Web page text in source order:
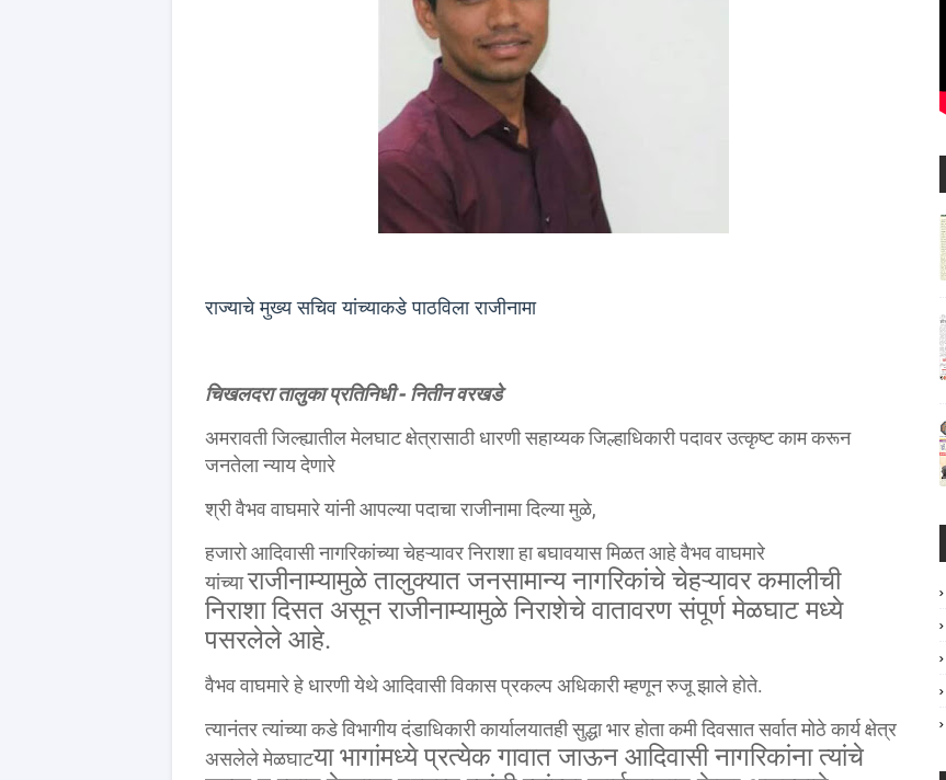
राज्याचे मुख्य सचिव यांच्याकडे पाठविला राजीनामा
चिखलदरा तालुका प्रतिनिधी - नितीन वरखडे
अमरावती जिल्ह्यातील मेलघाट क्षेत्रासाठी धारणी सहाय्यक जिल्हाधिकारी पदावर उत्कृष्ट काम करून
जनतेला न्याय देणारे
श्री वैभव वाघमारे यांनी आपल्या पदाचा राजीनामा दिल्या मुळे,
हजारो आदिवासी नागरिकांच्या चेहऱ्यावर निराशा हा बघावयास मिळत आहे वैभव वाघमारे
यांच्याराजीनाम्यामुळे तालुक्यात जनसामान्य नागरिकांचे चेहऱ्यावर कमालीची
निराशा दिसत असून राजीनाम्यामुळे निराशेचे वातावरण संपूर्ण मेळघाट मध्ये
पसरलेले आहे.
वैभव वाघमारे हे धारणी येथे आदिवासी विकास प्रकल्प अधिकारी म्हणून रुजू झाले होते.
त्यानंतर त्यांच्या कडे विभागीय दंडाधिकारी कार्यालयातही सुद्धा भार होता कमी दिवसात सर्वात मोठे कार्य क्षेत्र
असलेले मेळघाटया भागांमध्ये प्रत्येक गावात जाऊन आदिवासी नागरिकांना त्यांचे